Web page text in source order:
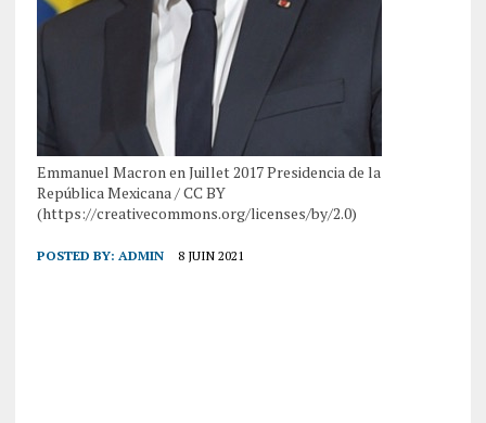
Emmanuel Macron en Juillet 2017 Presidencia de la
República Mexicana / CC BY
(https://creativecommons.org/licenses/by/2.0)
POSTED BY: ADMIN 8 JUIN 2021